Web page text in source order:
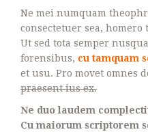
Ne mei numquam
consectetuer sea, homero
Ut sed tota semper
forensibus, cu tamquam
et usu. Pro movet omnes
praesent ius ex.
Ne duo laudem
Cu maiorum scriptorem